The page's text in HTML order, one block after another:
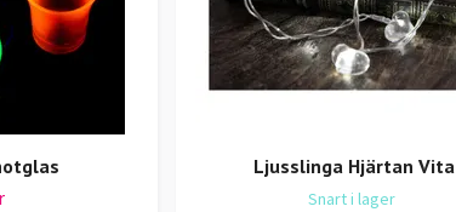
Ljusslinga Hjärtan Vita
Snart i lager